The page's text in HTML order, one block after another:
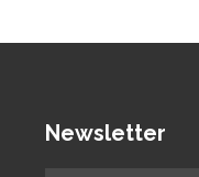
Newsletter